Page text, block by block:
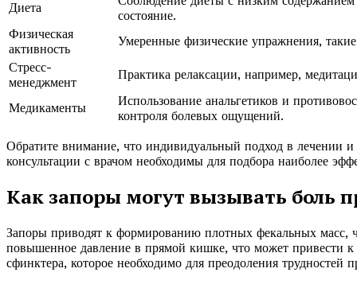
Диета
состояние.
Физическая
активность
Умеренные физические упражнения,
Стресс-
менеджмент
Практика релаксации, например,
Медикаменты
Использование анальгетиков и
контроля болевых ощущений.
Обратите внимание, что индивидуальный подход в лечении
консультации с врачом необходимы для подбора наиболее
Как запоры могут вызывать боль
Запоры приводят к формированию плотных фекальных масс,
повышенное давление в прямой кишке, что может привести
сфинктера, которое необходимо для преодоления